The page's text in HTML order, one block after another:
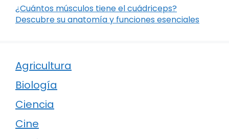
¿Cuántos músculos tiene el cuádriceps?
Descubre su anatomía y funciones esenciales
Agricultura
Biología
Ciencia
Cine